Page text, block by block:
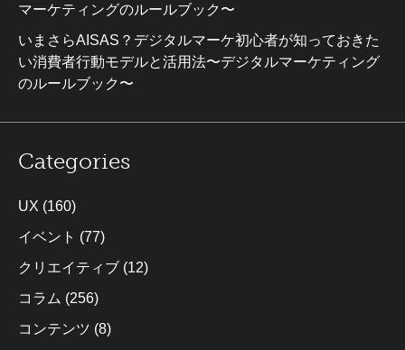
マーケティングのルールブック〜
いまさらAISAS？デジタルマーケ初心者が知っておきた
い消費者行動モデルと活用法〜デジタルマーケティング
のルールブック〜
Categories
UX (160)
イベント (77)
クリエイティブ (12)
コラム (256)
コンテンツ (8)